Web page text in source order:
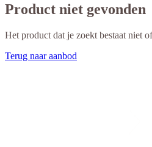
Product niet gevonden
Het product dat je zoekt bestaat niet
Terug naar aanbod